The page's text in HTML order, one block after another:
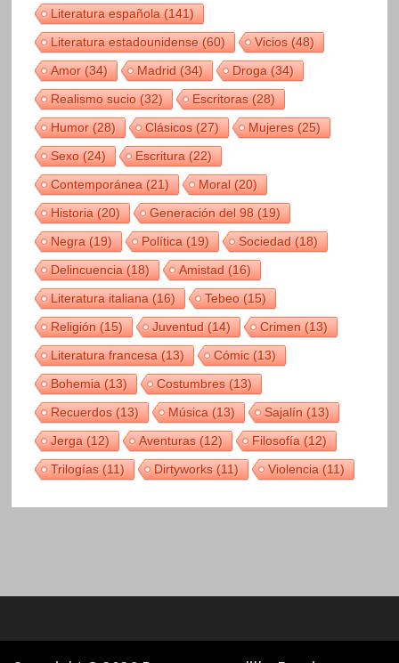
Literatura española(141)
Literatura estadounidense(60) Vicios(48)
Amor(34) Madrid(34) Droga(34)
Realismo sucio(32) Escritoras(28)
Humor(28) Clásicos(27) Mujeres(25)
Sexo(24) Escritura(22)
Contemporánea(21) Moral(20)
Historia(20) Generación del 98(19)
Negra(19) Política(19) Sociedad(18)
Delincuencia(18) Amistad(16)
Literatura italiana(16) Tebeo(15)
Religión(15) Juventud(14) Crimen(13)
Literatura francesa(13) Cómic(13)
Bohemia(13) Costumbres(13)
Recuerdos(13) Música(13) Sajalín(13)
Jerga(12) Aventuras(12) Filosofía(12)
Trilogías(11) Dirtyworks(11) Violencia(11)